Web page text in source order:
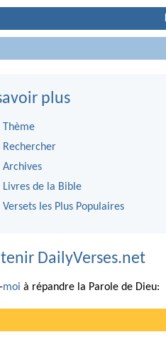
plus
Thème
Rechercher
Archives
Livres de la Bible
Versets les Plus Populaires
DailyVerses.net
moi à répandre la Parole de Dieu: